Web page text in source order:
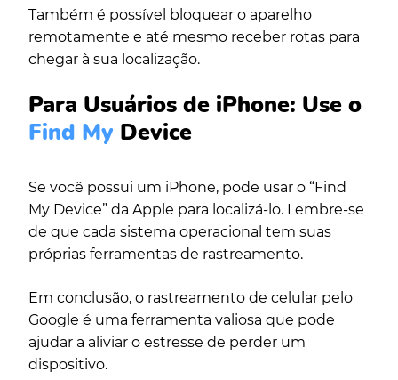
Também é possível bloquear o aparelho
remotamente e até mesmo receber rotas para
chegar à sua localização.
Para Usuários de iPhone: Use o
Find My Device
Se você possui um iPhone, pode usar o “Find
My Device” da Apple para localizá-lo. Lembre-se
de que cada sistema operacional tem suas
próprias ferramentas de rastreamento.
Em conclusão, o rastreamento de celular pelo
Google é uma ferramenta valiosa que pode
ajudar a aliviar o estresse de perder um
dispositivo.